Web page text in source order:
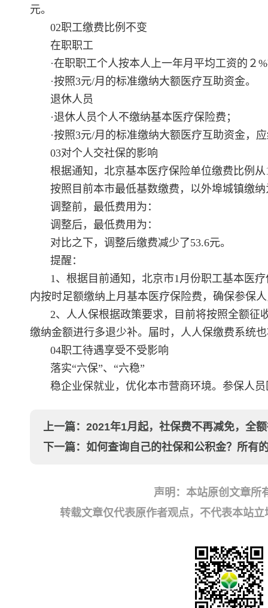
元。
02职工缴费比例不变
在职职工
·在职职工个人按本人上一年月平均工资的２
·按照3元/月的标准缴纳大额医疗互助资金。
退休人员
·退休人员个人不缴纳基本医疗保险费；
·按照3元/月的标准缴纳大额医疗互助资金，
03对个人交社保的影响
根据通知，北京基本医疗保险单位缴费比例
按照目前本市最低基数缴费，以外埠城镇缴
调整前，最低费用为：
调整后，最低费用为：
对比之下，调整后缴费减少了53.6元。
提醒：
1、根据目前通知，北京市1月份职工基本医
内按时足额缴纳上月基本医疗保险费，确保参保
2、人人保根据政策要求，目前将按照全额征
缴纳金额进行多退少补。届时，人人保缴费系统
04职工待遇享受不受影响
落实“六保”、“六稳”
稳企业保就业，优化本市营商环境。参保人
上一篇： 2021年1月起，社保费不再减免，全
下一篇： 如何查询自己的社保和公积金？所有
声明：本站原创文章所
转载文章仅代表原作者观点，不代表本站